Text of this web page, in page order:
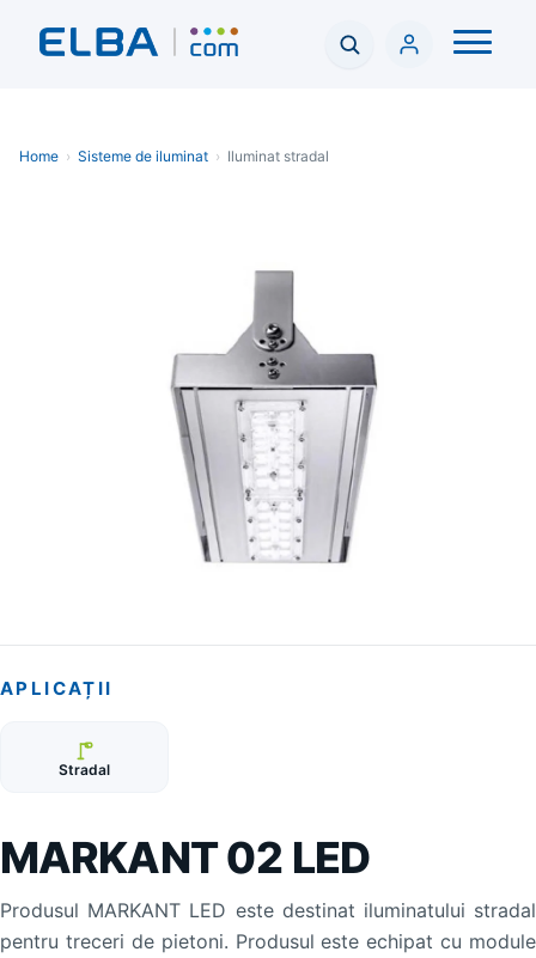
Home › Sisteme de iluminat › Iluminat stradal
APLICAȚII
Stradal
MARKANT 02 LED
Produsul MARKANT LED este destinat iluminatului stradal
pentru treceri de pietoni. Produsul este echipat cu module